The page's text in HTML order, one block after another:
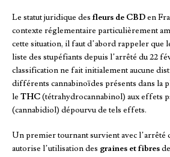
Le statut juridique des fleurs de CBDen
contexte réglementaire particulièrement
cette situation, il faut d’abord rappeler que
liste des stupéfiants depuis l’arrêté du 22
classification ne fait initialement aucune
différents cannabinoïdes présents dans la
le THC(tétrahydrocannabinol) aux effets
(cannabidiol) dépourvu de tels effets.
Un premier tournant survient avec l’arrêté
autorise l’utilisation des graines et fibres